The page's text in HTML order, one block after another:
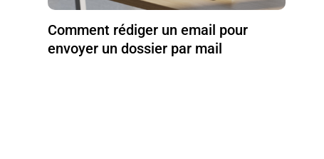
Comment rédiger un email pour
envoyer un dossier par mail